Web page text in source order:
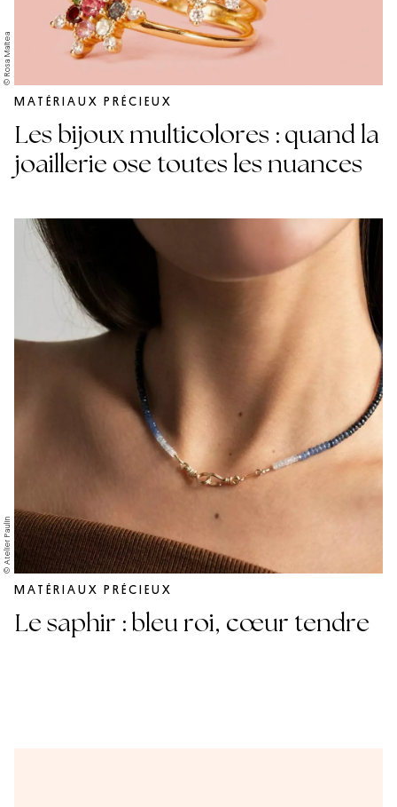
© Rosa Maïtea
MATÉRIAUX PRÉCIEUX
Les bijoux multicolores : quand la
joaillerie ose toutes les nuances
© Atelier Paulin
MATÉRIAUX PRÉCIEUX
Le saphir : bleu roi, cœur tendre